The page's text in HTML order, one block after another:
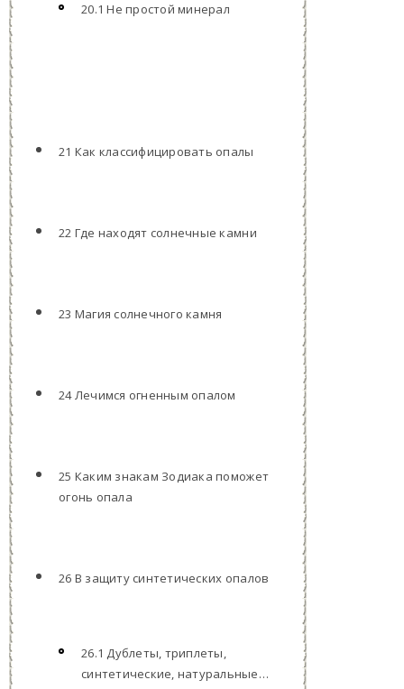
20.1 Не простой минерал
21 Как классифицировать опалы
22 Где находят солнечные камни
23 Магия солнечного камня
24 Лечимся огненным опалом
25 Каким знакам Зодиака поможет
огонь опала
26 В защиту синтетических опалов
26.1 Дублеты, триплеты,
синтетические, натуральные…